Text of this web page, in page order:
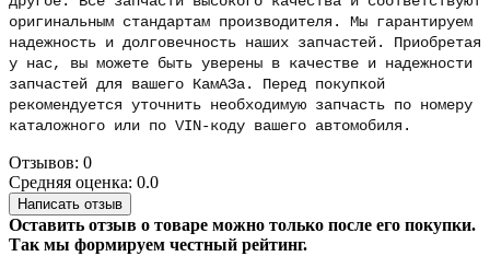
оригинальным стандартам производителя. Мы гарантируем
надежность и долговечность наших запчастей. Приобретая
у нас, вы можете быть уверены в качестве и надежности
запчастей для вашего КамАЗа. Перед покупкой
рекомендуется уточнить необходимую запчасть по номеру
каталожного или по VIN-коду вашего автомобиля.
Отзывов: 0
Средняя оценка: 0.0
Написать отзыв
Оставить отзыв о товаре можно только после его покупки.
Так мы формируем честный рейтинг.